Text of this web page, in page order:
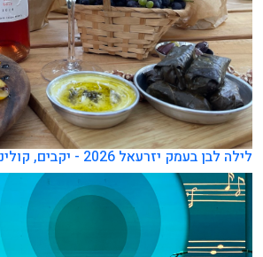
לילה לבן בעמק יזרעאל 2026 - יקבים, קולינריה ואירועי קיץ